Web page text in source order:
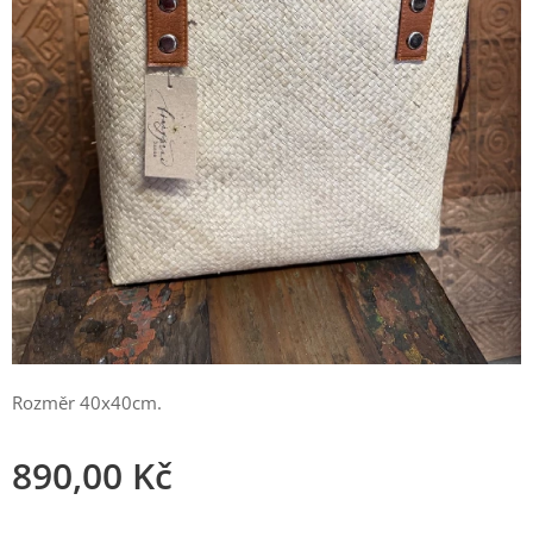
Rozměr 40x40cm.
890,00 Kč